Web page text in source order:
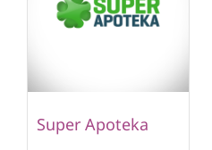
Super Apoteka